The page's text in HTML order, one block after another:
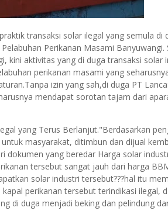
transaksi solar ilegal yang semula di
Perikanan Masami Banyuwangi.
kini aktivitas yang di duga transaksi solar
perikanan masami yang
izin yang sah,di duga PT
mendapat sorotan tajam dari
yang Terus Berlanjut."Berdasarkan
masyarakat, ditimbun dan dijual
dokumen yang beredar Harga solar
tersebut sangat jauh dari harga
solar industri tersebut???hal itu
perikanan tersebut terindikasi ilegal,
di duga menjadi beking dan pelindung